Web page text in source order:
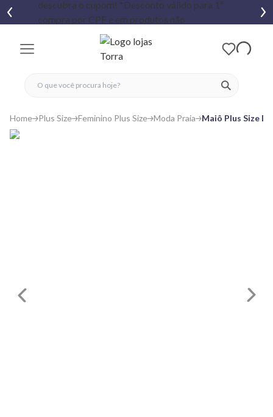
ver
fechar menu
fechar menu
favoritos
Home Plus Size Feminino Plus Size Moda Praia Maiô Plus Size